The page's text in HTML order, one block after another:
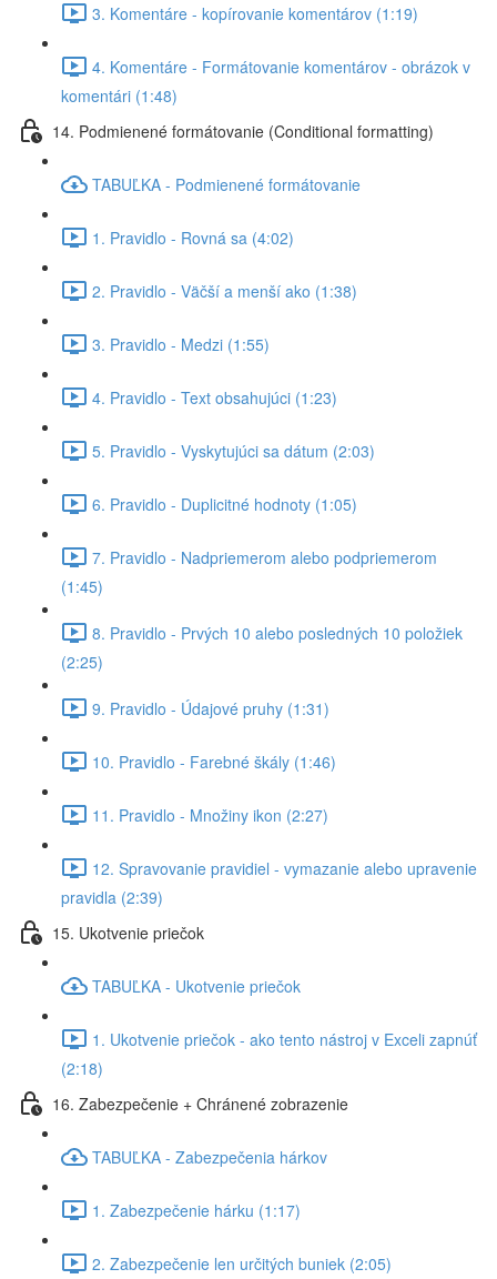
3. Komentáre - kopírovanie komentárov (1:19)
4. Komentáre - Formátovanie komentárov - obrázok v
komentári (1:48)
14. Podmienené formátovanie (Conditional formatting)
TABUĽKA - Podmienené formátovanie
1. Pravidlo - Rovná sa (4:02)
2. Pravidlo - Väčší a menší ako (1:38)
3. Pravidlo - Medzi (1:55)
4. Pravidlo - Text obsahujúci (1:23)
5. Pravidlo - Vyskytujúci sa dátum (2:03)
6. Pravidlo - Duplicitné hodnoty (1:05)
7. Pravidlo - Nadpriemerom alebo podpriemerom
(1:45)
8. Pravidlo - Prvých 10 alebo posledných 10 položiek
(2:25)
9. Pravidlo - Údajové pruhy (1:31)
10. Pravidlo - Farebné škály (1:46)
11. Pravidlo - Množiny ikon (2:27)
12. Spravovanie pravidiel - vymazanie alebo upravenie
pravidla (2:39)
15. Ukotvenie priečok
TABUĽKA - Ukotvenie priečok
1. Ukotvenie priečok - ako tento nástroj v Exceli zapnúť
(2:18)
16. Zabezpečenie + Chránené zobrazenie
TABUĽKA - Zabezpečenia hárkov
1. Zabezpečenie hárku (1:17)
2. Zabezpečenie len určitých buniek (2:05)